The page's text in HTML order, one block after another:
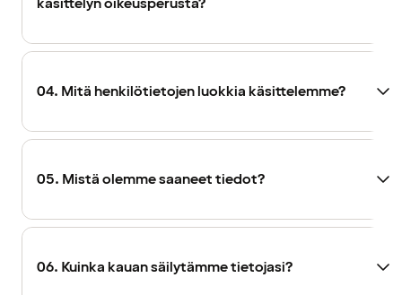
04. Mitä henkilötietojen luokkia käsittelemme?
05. Mistä olemme saaneet tiedot?
06. Kuinka kauan säilytämme tietojasi?